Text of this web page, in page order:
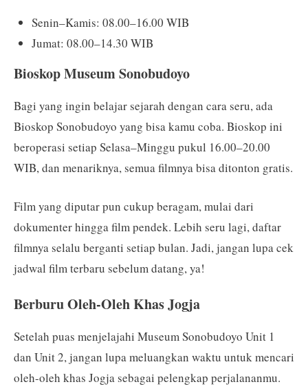
Senin–Kamis: 08.00–16.00 WIB
Jumat: 08.00–14.30 WIB
Bioskop Museum Sonobudoyo
Bagi yang ingin belajar sejarah dengan cara seru, ada
Bioskop Sonobudoyo yang bisa kamu coba. Bioskop ini
beroperasi setiap Selasa–Minggu pukul 16.00–20.00
WIB, dan menariknya, semua filmnya bisa ditonton gratis.
Film yang diputar pun cukup beragam, mulai dari
dokumenter hingga film pendek. Lebih seru lagi, daftar
filmnya selalu berganti setiap bulan. Jadi, jangan lupa cek
jadwal film terbaru sebelum datang, ya!
Berburu Oleh-Oleh Khas Jogja
Setelah puas menjelajahi Museum Sonobudoyo Unit 1
dan Unit 2, jangan lupa meluangkan waktu untuk mencari
oleh-oleh khas Jogja sebagai pelengkap perjalananmu.